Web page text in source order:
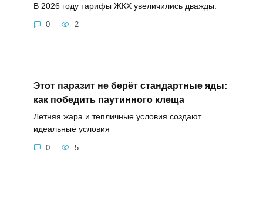
В 2026 году тарифы ЖКХ увеличились дважды.
0 2
Этот паразит не берёт стандартные яды:
как победить паутинного клеща
Летняя жара и тепличные условия создают
идеальные условия
0 5